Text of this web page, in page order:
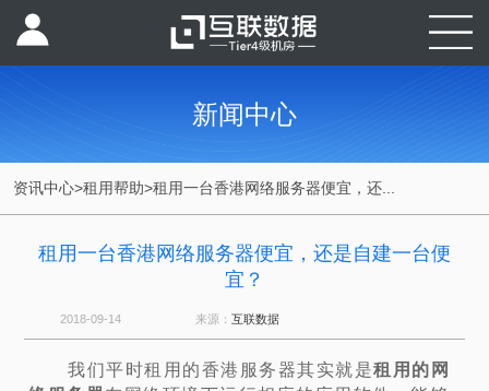
新闻中心
资讯中心>租用帮助>租用一台香港网络服务器便宜，还...
租用一台香港网络服务器便宜，还是自建一台便
宜？
2018-09-14 来源： 互联数据
我们平时租用的香港服务器其实就是租用的网